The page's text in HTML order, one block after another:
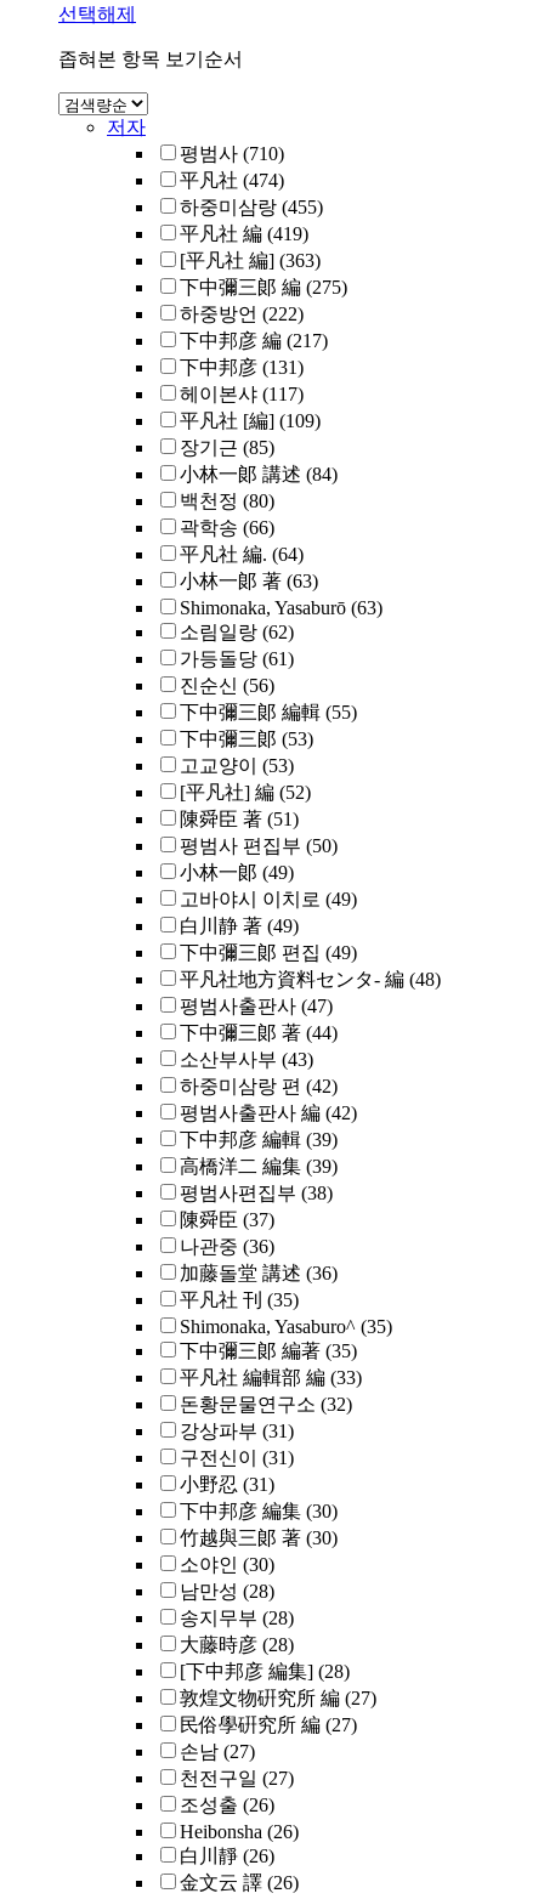
선택해제
좁혀본 항목 보기순서
저자
평범사 (710)
平凡社 (474)
하중미삼랑 (455)
平凡社 編 (419)
[平凡社 編] (363)
下中彌三郞 編 (275)
하중방언 (222)
下中邦彦 編 (217)
下中邦彦 (131)
헤이본샤 (117)
平凡社 [編] (109)
장기근 (85)
小林一郞 講述 (84)
백천정 (80)
곽학송 (66)
平凡社 編. (64)
小林一郞 著 (63)
Shimonaka, Yasaburō (63)
소림일랑 (62)
가등돌당 (61)
진순신 (56)
下中彌三郞 編輯 (55)
下中彌三郞 (53)
고교양이
(53)
[平凡社] 編 (52)
陳舜臣 著 (51)
평범사 편집부 (50)
小林一郞 (49)
고바야시 이치로 (49)
白川静 著 (49)
下中彌三郞 편집 (49)
平凡社地方資料センタ- 編 (48)
평범사출판사 (47)
下中彌三郞 著 (44)
소산부사부 (43)
하중미삼랑 편 (42)
평범사출판사 編 (42)
下中邦彦 編輯 (39)
高橋洋二 編集 (39)
평범사편집부 (38)
陳舜臣 (37)
나관중 (36)
加藤돌堂 講述 (36)
平凡社 刊 (35)
Shimonaka, Yasaburo^ (35)
下中彌三郞 編著 (35)
平凡社 編輯部 編 (33)
돈황문물연구소 (32)
강상파부 (31)
구전신이
(31)
小野忍 (31)
下中邦彦 編集 (30)
竹越與三郞 著 (30)
소야인 (30)
남만성 (28)
송지무부 (28)
大藤時彦 (28)
[下中邦彦 編集] (28)
敦煌文物硏究所 編 (27)
民俗學硏究所 編 (27)
손남 (27)
천전구일 (27)
조성출 (26)
Heibonsha (26)
白川靜 (26)
金文云 譯 (26)